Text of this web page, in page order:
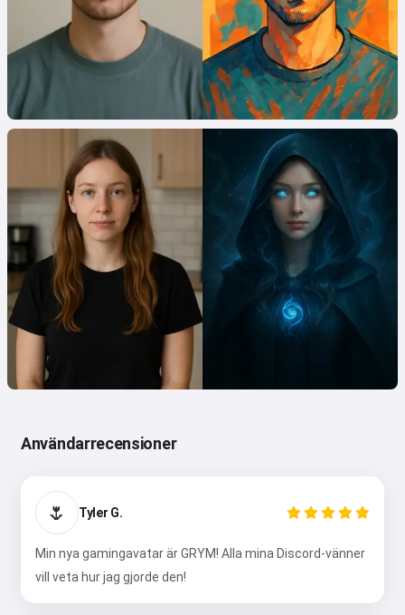
Användarrecensioner
🌷 Tyler G.
Min nya gamingavatar är GRYM! Alla mina Discord-vänner
vill veta hur jag gjorde den!